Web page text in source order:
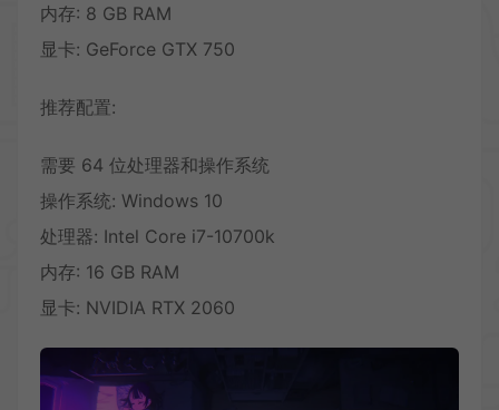
内存: 8 GB RAM
显卡: GeForce GTX 750
推荐配置:
需要 64 位处理器和操作系统
操作系统: Windows 10
处理器: Intel Core i7-10700k
内存: 16 GB RAM
显卡: NVIDIA RTX 2060